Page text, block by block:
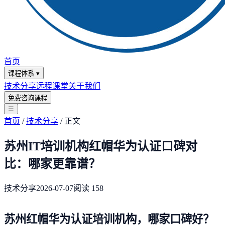
首页
课程体系 ▾
技术分享远程课堂关于我们
免费咨询课程
☰
首页 /技术分享 / 正文
苏州IT培训机构红帽华为认证口碑对
比：哪家更靠谱？
技术分享2026-07-07阅读 158
苏州红帽华为认证培训机构，哪家口碑好？